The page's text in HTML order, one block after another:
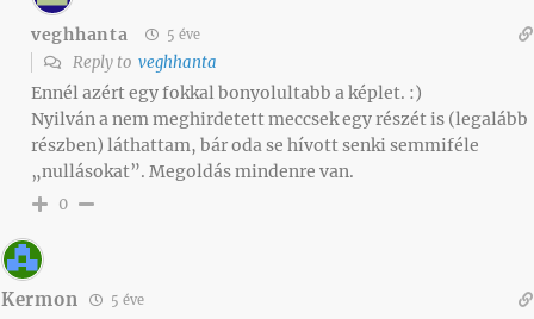
veghhanta 5 éve
Reply to veghhanta
Ennél azért egy fokkal bonyolultabb a képlet. :)
Nyilván a nem meghirdetett meccsek egy részét is (legalább
részben) láthattam, bár oda se hívott senki semmiféle
„nullásokat”. Megoldás mindenre van.
0
Kermon 5 éve